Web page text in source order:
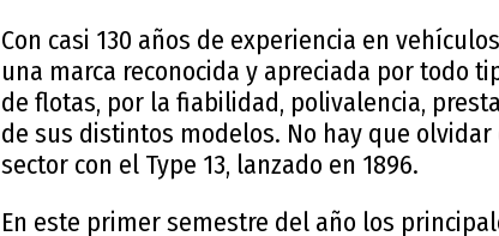
Con casi 130 años de experiencia en
una marca reconocida y apreciada por todo
de flotas, por la fiabilidad, polivalencia,
de sus distintos modelos. No hay que
sector con el Type 13, lanzado en 1896.
En este primer semestre del año los